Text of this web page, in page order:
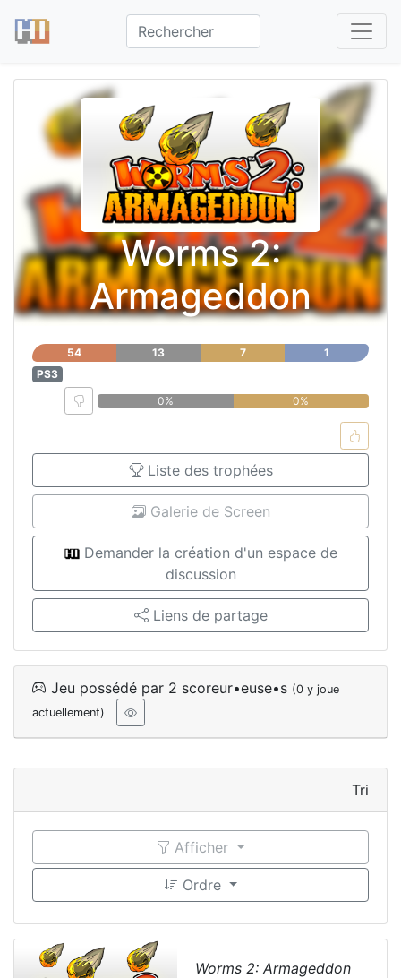
Worms 2:
Armageddon
54 13 7
1
PS3
0%
0%
Liste des trophées
Galerie de Screen
Demander la création d'un espace de
discussion
Liens de partage
Jeu possédé par 2 scoreur•euse•s (0 y joue
actuellement)
Tri
Afficher
Ordre
Worms 2: Armageddon